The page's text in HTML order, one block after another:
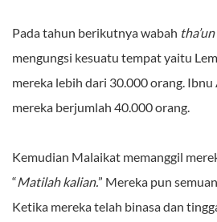
Pada tahun berikutnya wabah tha’un
mengungsi kesuatu tempat yaitu
mereka lebih dari 30.000 orang.
mereka berjumlah 40.000 orang.
Kemudian Malaikat memanggil
“Matilah kalian.” Mereka pun
Ketika mereka telah binasa dan